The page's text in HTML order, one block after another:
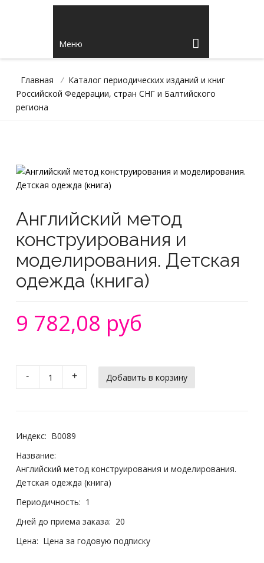
Меню
Главная / Каталог периодических изданий и книг
Российской Федерации, стран СНГ и Балтийского
региона
Английский метод
конструирования и
моделирования. Детская
одежда (книга)
9 782,08 руб
- +
Индекс: B0089
Название:
Английский метод конструирования и моделирования.
Детская одежда (книга)
Периодичность: 1
Дней до приема заказа: 20
Цена: Цена за годовую подписку